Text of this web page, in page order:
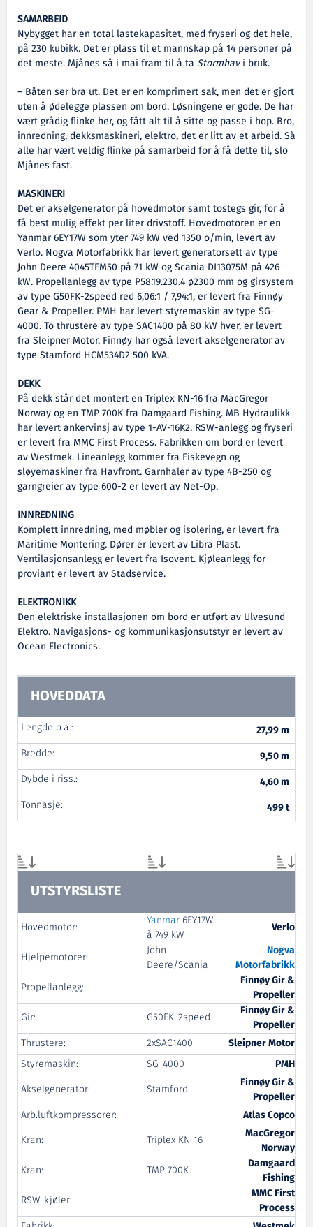
SAMARBEID
Nybygget har en total lastekapasitet, med fryseri og det hele,
på 230 kubikk. Det er plass til et mannskap på 14 personer på
det meste. Mjånes så i mai fram til å ta Stormhavi bruk.
– Båten ser bra ut. Det er en komprimert sak, men det er gjort
uten å ødelegge plassen om bord. Løsningene er gode. De har
vært grådig flinke her, og fått alt til å sitte og passe i hop. Bro,
innredning, dekksmaskineri, elektro, det er litt av et arbeid. Så
alle har vært veldig flinke på samarbeid for å få dette til, slo
Mjånes fast.
MASKINERI
Det er akselgenerator på hovedmotor samt tostegs gir, for å
få best mulig effekt per liter drivstoff. Hovedmotoren er en
Yanmar 6EY17W som yter 749 kW ved 1350 o/min, levert av
Verlo. Nogva Motorfabrikk har levert generatorsett av type
John Deere 4045TFM50 på 71 kW og Scania DI13075M på 426
kW. Propellanlegg av type P58.19.230.4 ø2300 mm og girsystem
av type G50FK-2speed red 6,06:1 / 7,94:1, er levert fra Finnøy
Gear & Propeller. PMH har levert styremaskin av type SG-
4000. To thrustere av type SAC1400 på 80 kW hver, er levert
fra Sleipner Motor. Finnøy har også levert akselgenerator av
type Stamford HCM534D2 500 kVA.
DEKK
På dekk står det montert en Triplex KN-16 fra MacGregor
Norway og en TMP 700K fra Damgaard Fishing. MB Hydraulikk
har levert ankervinsj av type 1-AV-16K2. RSW-anlegg og fryseri
er levert fra MMC First Process. Fabrikken om bord er levert
av Westmek. Lineanlegg kommer fra Fiskevegn og
sløyemaskiner fra Havfront. Garnhaler av type 4B-250 og
garngreier av type 600-2 er levert av Net-Op.
INNREDNING
Komplett innredning, med møbler og isolering, er levert fra
Maritime Montering. Dører er levert av Libra Plast.
Ventilasjonsanlegg er levert fra Isovent. Kjøleanlegg for
proviant er levert av Stadservice.
ELEKTRONIKK
Den elektriske installasjonen om bord er utført av Ulvesund
Elektro. Navigasjons- og kommunikasjonsutstyr er levert av
Ocean Electronics.
HOVEDDATA
Lengde o.a.:
27,99 m
Bredde:
9,50 m
Dybde i riss.:
4,60 m
Tonnasje:
499 t
UTSTYRSLISTE
Hovedmotor: Yanmar 6EY17W
à 749 kW
Verlo
Hjelpemotorer:
John
Deere/Scania
Nogva
Motorfabrikk
Propellanlegg:
Finnøy Gir &
Propeller
Gir:
G50FK-2speed
Finnøy Gir &
Propeller
Thrustere:
2xSAC1400
Sleipner Motor
Styremaskin:
SG-4000
PMH
Akselgenerator:
Stamford
Finnøy Gir &
Propeller
Arb.luftkompressorer:
Atlas Copco
Kran:
Triplex KN-16
MacGregor
Norway
Kran:
TMP 700K
Damgaard
Fishing
RSW-kjøler:
MMC First
Process